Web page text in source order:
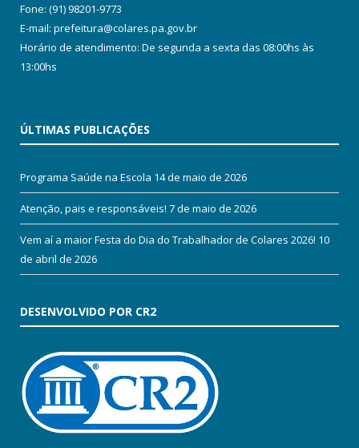
Fone: (91) 98201-9773
E-mail: prefeitura@colares.pa.gov.br
Horário de atendimento: De segunda a sexta das 08:00hs às
13:00hs
ÚLTIMAS PUBLICAÇÕES
Programa Saúde na Escola 14 de maio de 2026
Atenção, pais e responsáveis! 7 de maio de 2026
Vem aí a maior Festa do Dia do Trabalhador de Colares 2026! 10
de abril de 2026
DESENVOLVIDO POR CR2